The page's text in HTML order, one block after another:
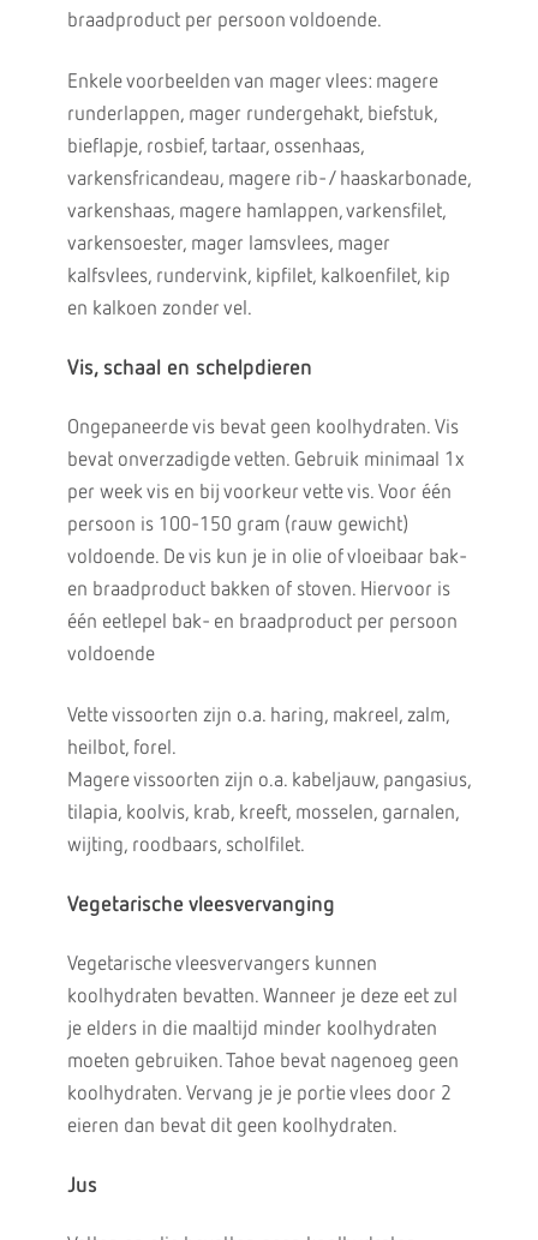
braadproduct per persoon voldoende.
Enkele voorbeelden van mager vlees: magere
runderlappen, mager rundergehakt, biefstuk,
bieflapje, rosbief, tartaar, ossenhaas,
varkensfricandeau, magere rib- / haaskarbonade,
varkenshaas, magere hamlappen, varkensfilet,
varkensoester, mager lamsvlees, mager
kalfsvlees, rundervink, kipfilet, kalkoenfilet, kip
en kalkoen zonder vel.
Vis, schaal en schelpdieren
Ongepaneerde vis bevat geen koolhydraten. Vis
bevat onverzadigde vetten. Gebruik minimaal 1x
per week vis en bij voorkeur vette vis. Voor één
persoon is 100-150 gram (rauw gewicht)
voldoende. De vis kun je in olie of vloeibaar bak-
en braadproduct bakken of stoven. Hiervoor is
één eetlepel bak- en braadproduct per persoon
voldoende
Vette vissoorten zijn o.a. haring, makreel, zalm,
heilbot, forel.
Magere vissoorten zijn o.a. kabeljauw, pangasius,
tilapia, koolvis, krab, kreeft, mosselen, garnalen,
wijting, roodbaars, scholfilet.
Vegetarische vleesvervanging
Vegetarische vleesvervangers kunnen
koolhydraten bevatten. Wanneer je deze eet zul
je elders in die maaltijd minder koolhydraten
moeten gebruiken. Tahoe bevat nagenoeg geen
koolhydraten. Vervang je je portie vlees door 2
eieren dan bevat dit geen koolhydraten.
Jus